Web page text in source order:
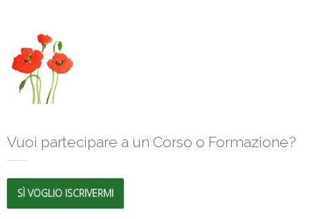
Vuoi partecipare a un Corso o Formazione?
SÌ VOGLIO ISCRIVERMI